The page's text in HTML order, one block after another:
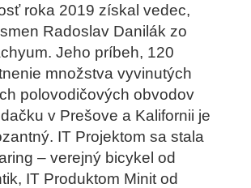
roka 2019 získal vedec,
Radoslav Danilák zo
Jeho príbeh, 120
množstva vyvinutých
polovodičových obvodov
v Prešove a Kalifornii je
IT Projektom sa stala
– verejný bicykel od
IT Produktom Minit od